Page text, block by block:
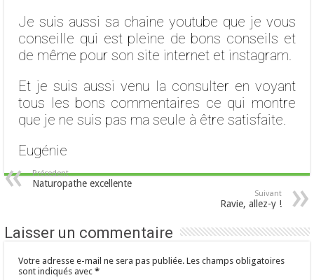
Je suis aussi sa chaine youtube que je vous
conseille qui est pleine de bons conseils et
de même pour son site internet et instagram.
Et je suis aussi venu la consulter en voyant
tous les bons commentaires ce qui montre
que je ne suis pas ma seule à être satisfaite.
Eugénie
Précedent
Naturopathe excellente
Suivant
Ravie, allez-y !
Laisser un commentaire
Votre adresse e-mail ne sera pas publiée. Les champs obligatoires
sont indiqués avec*